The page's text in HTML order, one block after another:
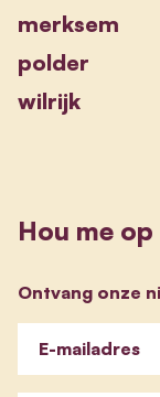
merksem
polder
wilrijk
Hou me
Ontvang onze
E-mailadres